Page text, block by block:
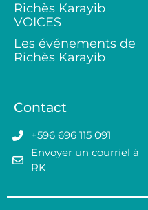
Richès Karayib
VOICES
Les événements de
Richès Karayib
Contact
+596 696 115 091
Envoyer un courriel à
RK